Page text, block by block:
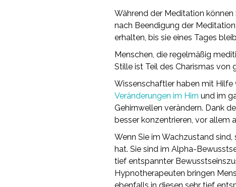
Während der Meditation
nach Beendigung der
erhalten, bis sie eines Tages
Menschen, die regelmäßig
Stille ist Teil des Charismas von
Wissenschaftler haben mit
Veränderungen im Hirn und im
Gehirnwellen verändern. Dank
besser konzentrieren, vor allem
Wenn Sie im Wachzustand
hat. Sie sind im Alpha-
tief entspannter
Hypnotherapeuten bringen